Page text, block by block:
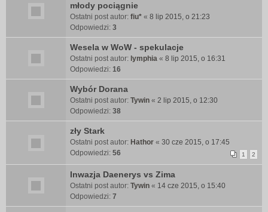
młody pociągnie
Ostatni post autor: fiu* « 8 lip 2015, o 21:23
Odpowiedzi: 3
Wesela w WoW - spekulacje
Ostatni post autor: lymphia « 8 lip 2015, o 16:31
Odpowiedzi: 16
Wybór Dorana
Ostatni post autor: Tywin « 2 lip 2015, o 12:30
Odpowiedzi: 38
zły Stark
Ostatni post autor: Hathor « 30 cze 2015, o 17:45
Odpowiedzi: 56 1 2
Inwazja Daenerys vs Zima
Ostatni post autor: Tywin « 14 cze 2015, o 15:40
Odpowiedzi: 7